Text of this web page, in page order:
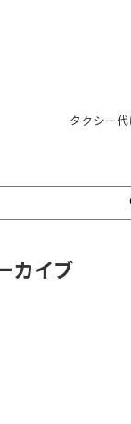
タクシー
カイブ